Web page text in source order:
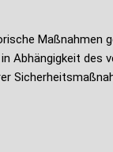
Maßnahmen
Abhängigkeit des